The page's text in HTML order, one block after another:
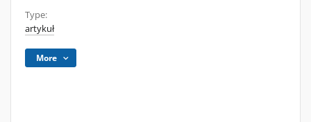
Type:
artykuł
More